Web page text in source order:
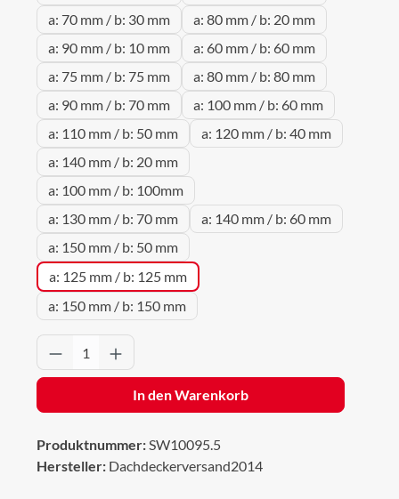
a: 70 mm / b: 30 mm
a: 80 mm / b: 20 mm
a: 90 mm / b: 10 mm
a: 60 mm / b: 60 mm
a: 75 mm / b: 75 mm
a: 80 mm / b: 80 mm
a: 90 mm / b: 70 mm
a: 100 mm / b: 60 mm
a: 110 mm / b: 50 mm
a: 120 mm / b: 40 mm
a: 140 mm / b: 20 mm
a: 100 mm / b: 100mm
a: 130 mm / b: 70 mm
a: 140 mm / b: 60 mm
a: 150 mm / b: 50 mm
a: 125 mm / b: 125 mm
a: 150 mm / b: 150 mm
Produkt Anzahl: Gib den gewünschten
In den Warenkorb
Produktnummer:SW10095.5
Hersteller: Dachdeckerversand2014